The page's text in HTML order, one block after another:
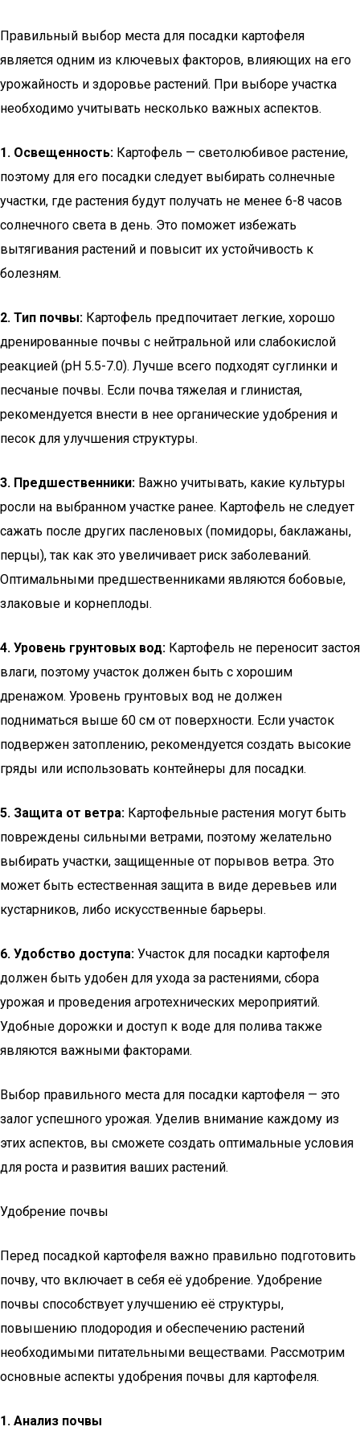
Правильный выбор места для посадки картофеля
является одним из ключевых факторов, влияющих на его
урожайность и здоровье растений. При выборе участка
необходимо учитывать несколько важных аспектов.
1. Освещенность: Картофель — светолюбивое растение,
поэтому для его посадки следует выбирать солнечные
участки, где растения будут получать не менее 6-8 часов
солнечного света в день. Это поможет избежать
вытягивания растений и повысит их устойчивость к
болезням.
2. Тип почвы: Картофель предпочитает легкие, хорошо
дренированные почвы с нейтральной или слабокислой
реакцией (pH 5.5-7.0). Лучше всего подходят суглинки и
песчаные почвы. Если почва тяжелая и глинистая,
рекомендуется внести в нее органические удобрения и
песок для улучшения структуры.
3. Предшественники: Важно учитывать, какие культуры
росли на выбранном участке ранее. Картофель не следует
сажать после других пасленовых (помидоры, баклажаны,
перцы), так как это увеличивает риск заболеваний.
Оптимальными предшественниками являются бобовые,
злаковые и корнеплоды.
4. Уровень грунтовых вод: Картофель не переносит застоя
влаги, поэтому участок должен быть с хорошим
дренажом. Уровень грунтовых вод не должен
подниматься выше 60 см от поверхности. Если участок
подвержен затоплению, рекомендуется создать высокие
гряды или использовать контейнеры для посадки.
5. Защита от ветра: Картофельные растения могут быть
повреждены сильными ветрами, поэтому желательно
выбирать участки, защищенные от порывов ветра. Это
может быть естественная защита в виде деревьев или
кустарников, либо искусственные барьеры.
6. Удобство доступа: Участок для посадки картофеля
должен быть удобен для ухода за растениями, сбора
урожая и проведения агротехнических мероприятий.
Удобные дорожки и доступ к воде для полива также
являются важными факторами.
Выбор правильного места для посадки картофеля — это
залог успешного урожая. Уделив внимание каждому из
этих аспектов, вы сможете создать оптимальные условия
для роста и развития ваших растений.
Удобрение почвы
Перед посадкой картофеля важно правильно подготовить
почву, что включает в себя её удобрение. Удобрение
почвы способствует улучшению её структуры,
повышению плодородия и обеспечению растений
необходимыми питательными веществами. Рассмотрим
основные аспекты удобрения почвы для картофеля.
1. Анализ почвы